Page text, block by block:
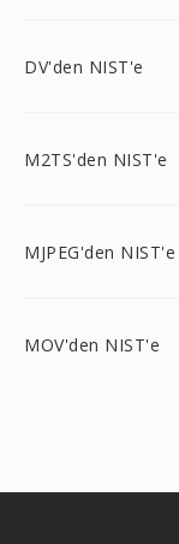
DV'den NIST'e
M2TS'den NIST'e
MJPEG'den NIST'e
MOV'den NIST'e